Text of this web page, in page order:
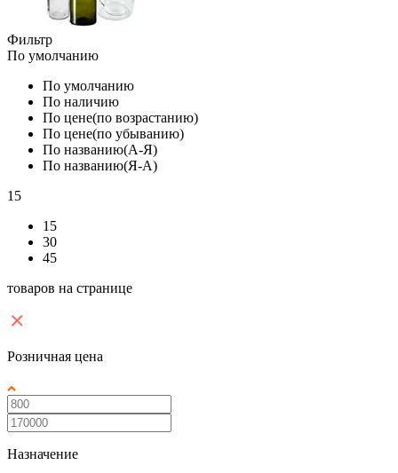
Фильтр
По умолчанию
По умолчанию
По наличию
По цене(по возрастанию)
По цене(по убыванию)
По названию(А-Я)
По названию(Я-А)
15
15
30
45
товаров на странице
Розничная цена
Назначение